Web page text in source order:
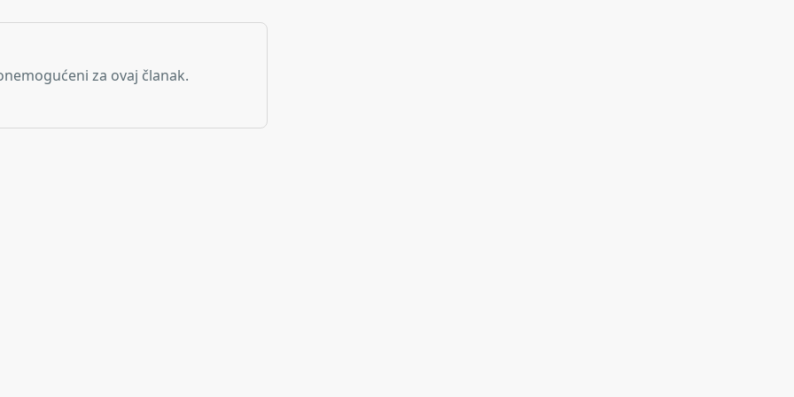
za ovaj članak.